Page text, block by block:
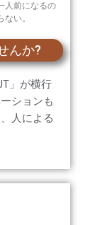
人前になるの
い。
んか?
」が横行
ションも
人による